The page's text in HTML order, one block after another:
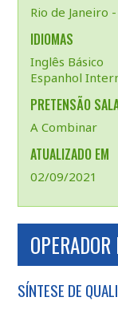
Rio de Janeiro
IDIOMAS
Inglês Básico
Espanhol
PRETENSÃO
A Combinar
ATUALIZADO EM
02/09/2021
SÍNTESE DE